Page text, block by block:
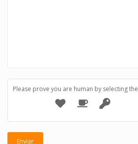
Please prove you are human by selecting the